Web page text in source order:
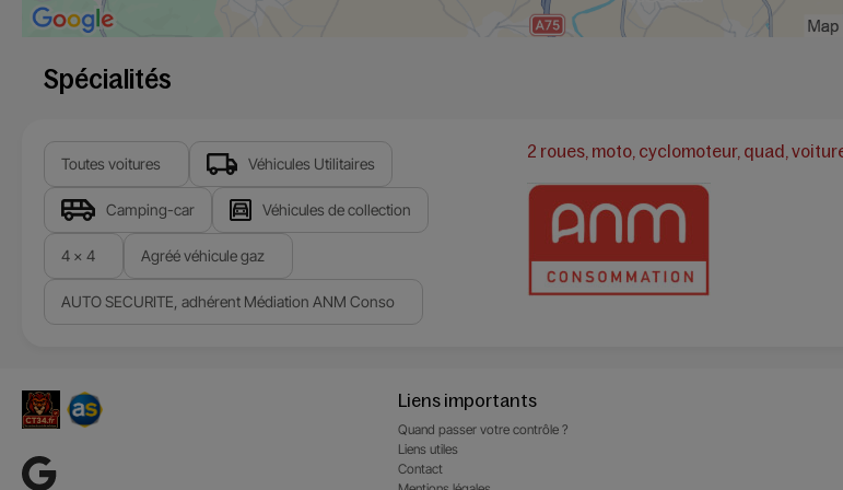
Spécialités
Toutes voitures Véhicules Utilitaires
Camping-car Véhicules de collection
4 x 4 Agréé véhicule gaz
AUTO SECURITE, adhérent Médiation ANM Conso
2 roues, moto, cyclomoteur, quad,
Liens importants
Quand passer votre contrôle ?
Liens utiles
Contact